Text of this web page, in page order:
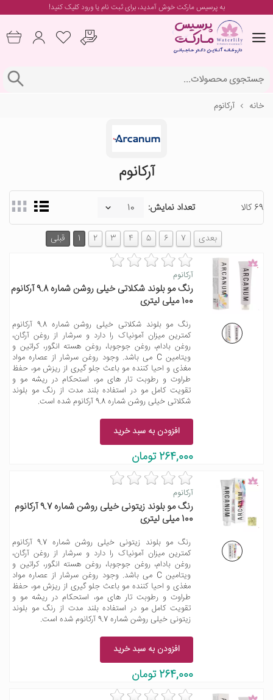
به پرسیس مارکت خوش آمدید، برایثبت نام یا ورودکلیک کنید!
خانه آرکانوم
آرکانوم
69 کالا تعداد نمایش:
قبلی 1 2 3 4 5 6 7 بعدی
آرکانوم
رنگ مو بلوند شکلاتی خیلی روشن شماره 9.8 آرکانوم
100 میلی لیتری
رنگ مو بلوند شکلاتی خیلی روشن شماره 9.8 آرکانوم
کمترین میزان آمونیاک را دارد و سرشار از روغن آرگان،
روغن بادام، روغن جوجوبا، روغن هسته انگور، کراتین و
ویتامین C می باشد. وجود روغن سرشار از عصاره مواد
مغذی و احیا کننده مو باعث جلو گیری از ریزش مو، حفظ
طراوت و رطوبت تار های مو، استحکام در ریشه مو و
تقویت کامل مو در استفاده بلند مدت از رنگ مو بلوند
شکلاتی خیلی روشن شماره 9.8 آرکانوم شده است.
افزودن به سبد خرید
264,000 تومان
آرکانوم
رنگ مو بلوند زیتونی خیلی روشن شماره 9.7 آرکانوم
100 میلی لیتری
رنگ مو بلوند زیتونی خیلی روشن شماره 9.7 آرکانوم
کمترین میزان آمونیاک را دارد و سرشار از روغن آرگان،
روغن بادام، روغن جوجوبا، روغن هسته انگور، کراتین و
ویتامین C می باشد. وجود روغن سرشار از عصاره مواد
مغذی و احیا کننده مو باعث جلو گیری از ریزش مو، حفظ
طراوت و رطوبت تار های مو، استحکام در ریشه مو و
تقویت کامل مو در استفاده بلند مدت از رنگ مو بلوند
زیتونی خیلی روشن شماره 9.7 آرکانوم شده است.
افزودن به سبد خرید
264,000 تومان